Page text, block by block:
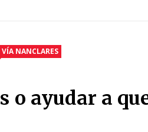
VÍA NANCLARES
o ayudar a